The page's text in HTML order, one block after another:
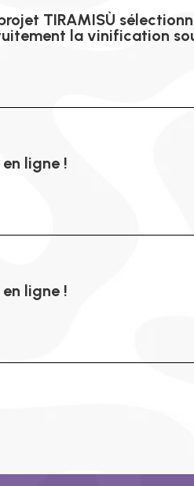
TIRAMISÙ
la vinification
ligne !
ligne !